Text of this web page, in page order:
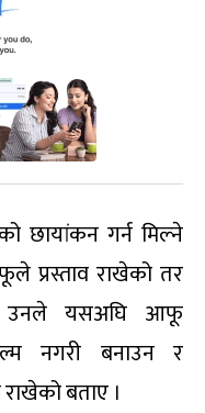
छायांकन गर्न मिल्ने
प्रस्ताव राखेको तर
उनले यसअघि आफू
नगरी बनाउन र
राखेको बताए ।